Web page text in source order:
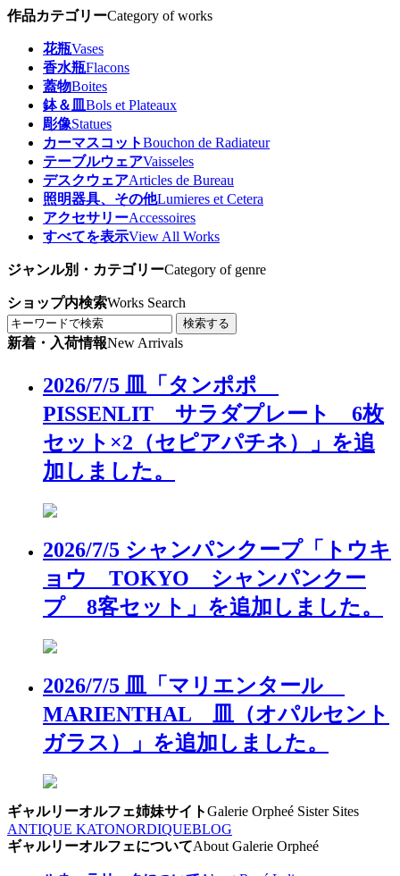
作品カテゴリーCategory of works
花瓶Vases
香水瓶Flacons
蓋物Boites
鉢＆皿 Bols et Plateaux
彫像Statues
カーマスコットBouchon de Radiateur
テーブルウェアVaisseles
デスクウェアArticles de Bureau
照明器具、その他Lumieres et Cetera
アクセサリーAccessoires
すべてを表示View All Works
ジャンル別・カテゴリーCategory of genre
ショップ内検索Works Search
検索する
新着・入荷情報New Arrivals
2026/7/5 皿「タンポポ
PISSENLIT サラダプレート 6枚
セット×2（セピアパチネ）」を追
加しました。
2026/7/5 シャンパンクープ「トウキ
ョウ TOKYO シャンパンクー
プ 8客セット」を追加しました。
2026/7/5 皿「マリエンタール
MARIENTHAL 皿（オパルセント
ガラス）」を追加しました。
ギャルリーオルフェ姉妹サイトGalerie Orpheé Sister Sites
ANTIQUE KATONORDIQUEBLOG
ギャルリーオルフェについてAbout Galerie Orpheé